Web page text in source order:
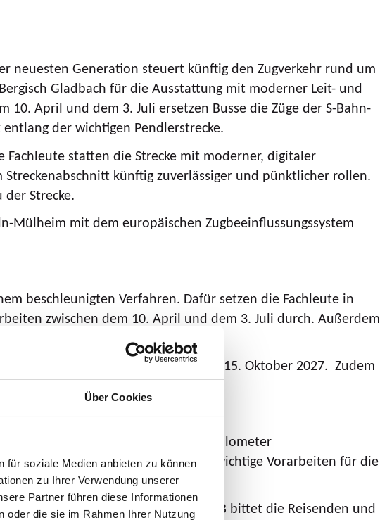
Über Cookies
für soziale Medien anbieten zu können
zu Ihrer Verwendung unserer
Partner führen diese Informationen
oder die sie im Rahmen Ihrer Nutzung
neuesten Generation steuert künftig den Zugverkehr rund um
Gladbach für die Ausstattung mit moderner Leit- und
April und dem 3. Juli ersetzen Busse die Züge der S-Bahn-
der wichtigen Pendlerstrecke.
Fachleute statten die Strecke mit moderner, digitaler
künftig zuverlässiger und pünktlicher rollen.
Strecke.
Mülheim mit dem europäischen Zugbeeinflussungssystem
beschleunigten Verfahren. Dafür setzen die Fachleute in
zwischen dem 10. April und dem 3. Juli durch. Außerdem
Sperrpause vom 9. Juli bis zum 15. Oktober 2027. Zudem
Fachleute bauen bis Juli rund 15 Kilometer
etwa 20 Gleisquerungen. Auch wichtige Vorarbeiten für die
nicht immer zu vermeiden. Die DB bittet die Reisenden und